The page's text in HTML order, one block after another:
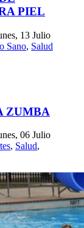
PIEL
13 Julio
Sano, Salud
ZUMBA
06 Julio
, Salud,